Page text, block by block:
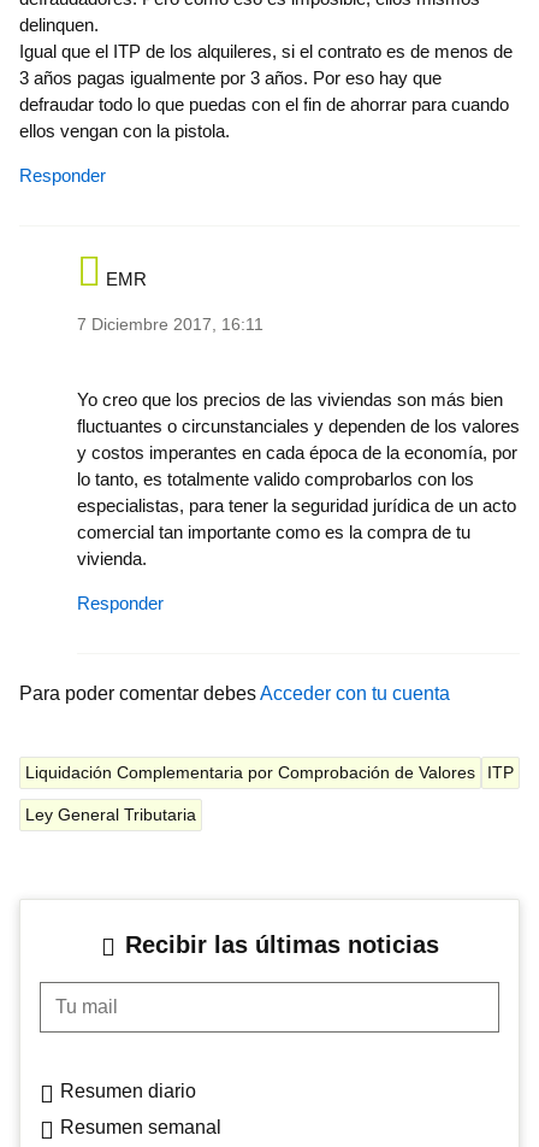
delinquen.
Igual que el ITP de los alquileres, si el contrato es de menos de
3 años pagas igualmente por 3 años. Por eso hay que
defraudar todo lo que puedas con el fin de ahorrar para cuando
ellos vengan con la pistola.
Responder
EMR
7 Diciembre 2017, 16:11
Yo creo que los precios de las viviendas son más bien
fluctuantes o circunstanciales y dependen de los valores
y costos imperantes en cada época de la economía, por
lo tanto, es totalmente valido comprobarlos con los
especialistas, para tener la seguridad jurídica de un acto
comercial tan importante como es la compra de tu
vivienda.
Responder
Para poder comentar debesAcceder con tu cuenta
Liquidación Complementaria por Comprobación de Valores ITP
Ley General Tributaria
Recibir las últimas noticias
Tu mail
Resumen diario
Resumen semanal